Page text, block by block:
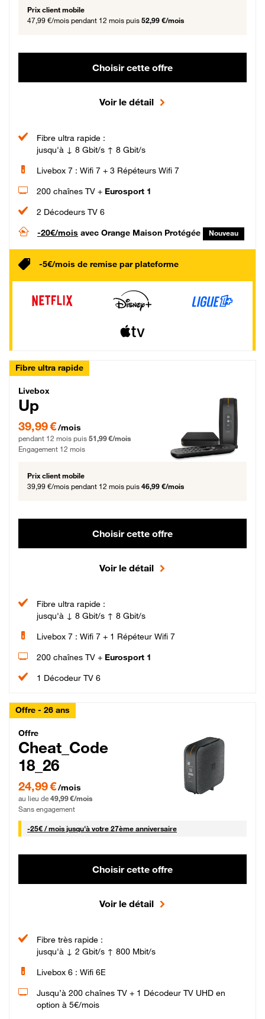
Prix client mobile
47,99 €/mois pendant 12 mois puis 52,99 €/mois
Choisir cette offre
Voir le détail
Fibre ultra rapide :
jusqu'à ↓ 8 Gbit/s ↑ 8 Gbit/s
Livebox 7 : Wifi 7 + 3 Répéteurs Wifi 7
200 chaînes TV + Eurosport 1
2 Décodeurs TV 6
-20€/mois avec Orange Maison Protégée Nouveau
-5€/mois de remise par plateforme
Fibre ultra rapide
Livebox Up Fibre
Livebox
Up
39,99 € par mois pendant 12 mois puis 51,99 € par mois, Engagement 12 mois
39,99 €/mois
pendant 12 mois puis 51,99 €/mois
Engagement 12 mois
Prix client mobile
39,99 €/mois pendant 12 mois puis 46,99 €/mois
Choisir cette offre
Voir le détail
Fibre ultra rapide :
jusqu'à ↓ 8 Gbit/s ↑ 8 Gbit/s
Livebox 7 : Wifi 7 + 1 Répéteur Wifi 7
200 chaînes TV + Eurosport 1
1 Décodeur TV 6
Offre - 26 ans
Cheat_Code Fibre_18_26
Offre
Cheat_Code
18_26
24,99 € par mois pendant 0 mois puis 49,99 € par mois, Sans engagement
24,99 €/mois
au lieu de 49,99 €/mois
Sans engagement
-25€ / mois25 € par mois
jusqu'à votre 27ème anniversaire
Choisir cette offre
Voir le détail
Fibre très rapide :
jusqu'à ↓ 2 Gbit/s ↑ 800 Mbit/s
Livebox 6 : Wifi 6E
Jusqu’à 200 chaînes TV + 1 Décodeur TV UHD en
option à 5€/mois